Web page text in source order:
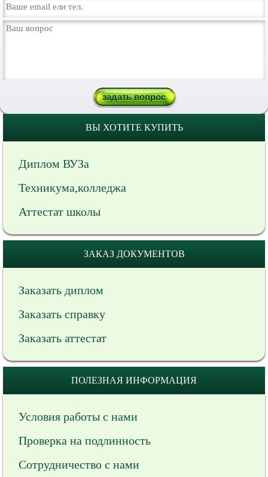
ВЫ ХОТИТЕ КУПИТЬ
Диплом ВУЗа
Техникума,колледжа
Аттестат школы
ЗАКАЗ ДОКУМЕНТОВ
Заказать диплом
Заказать справку
Заказать аттестат
ПОЛЕЗНАЯ ИНФОРМАЦИЯ
Условия работы с нами
Проверка на подлинность
Сотрудничество с нами